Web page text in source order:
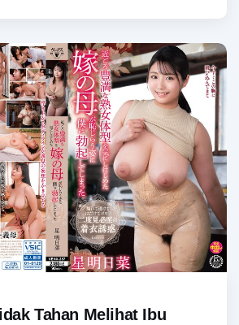
Tahan Melihat Ibu